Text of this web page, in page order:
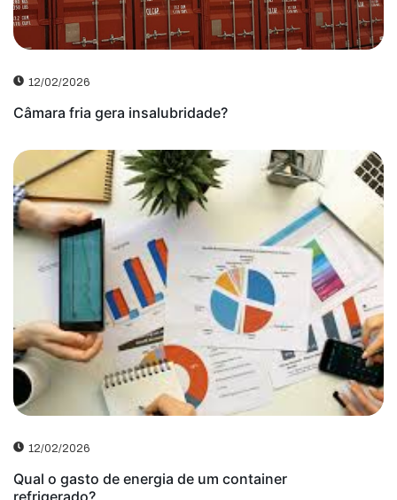
12/02/2026
Câmara fria gera insalubridade?
12/02/2026
Qual o gasto de energia de um container
refrigerado?